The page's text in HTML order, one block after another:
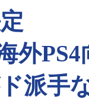
外
派手